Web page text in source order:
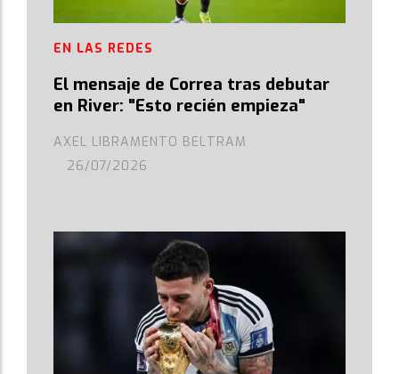
El mensaje de Correa tras debutar
en River: "Esto recién empieza"
AXEL LIBRAMENTO BELTRAM
EN LAS REDES
26/07/2026